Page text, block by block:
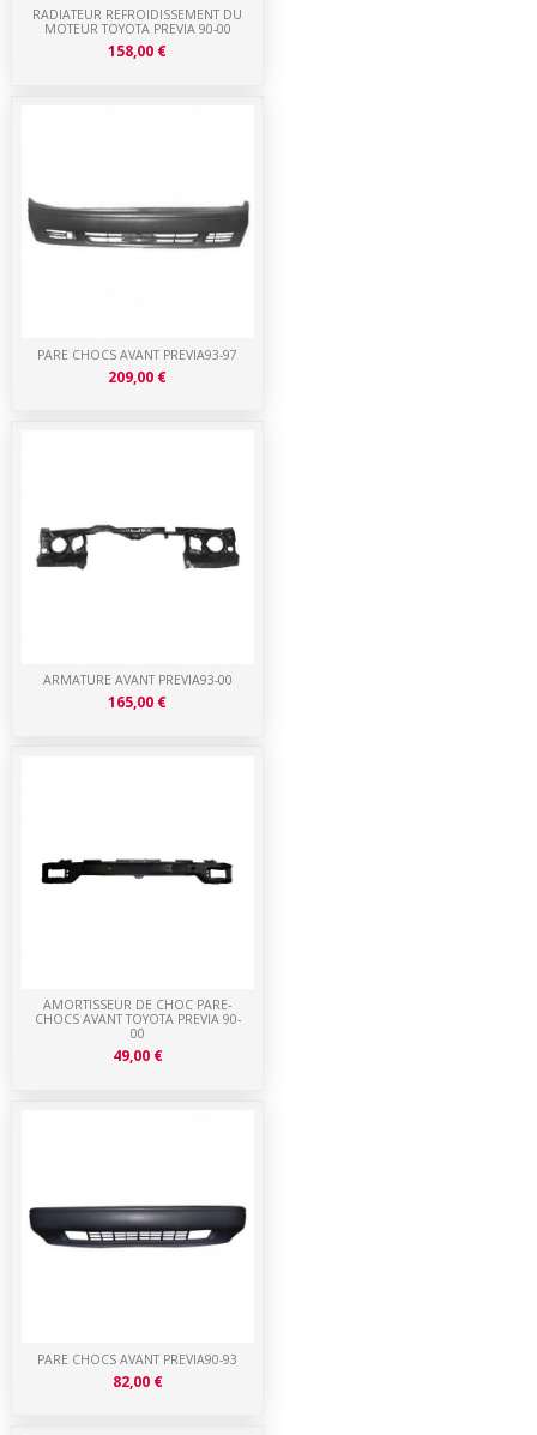
PARE CHOCS AVANT PREVIA90-93
82,00 €
AMORTISSEUR DE CHOC PARE-
CHOCS AVANT TOYOTA PREVIA 90-
00
49,00 €
ARMATURE AVANT PREVIA93-00
165,00 €
PARE CHOCS AVANT PREVIA93-97
209,00 €
RADIATEUR REFROIDISSEMENT DU
MOTEUR TOYOTA PREVIA 90-00
158,00 €